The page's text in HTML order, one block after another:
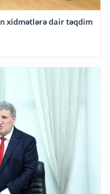
xidmətlərə dair təqdim